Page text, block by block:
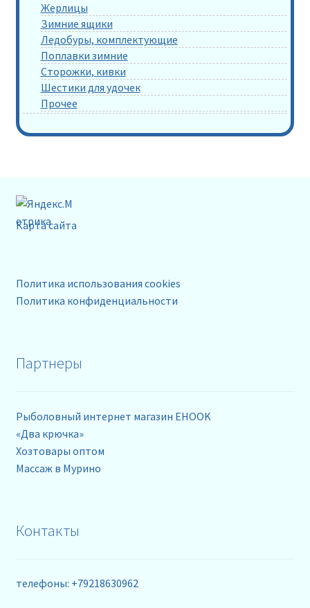
Жерлицы
Зимние ящики
Ледобуры, комплектующие
Поплавки зимние
Сторожки, кивки
Шестики для удочек
Прочее
Карта сайта
Политика использования cookies
Политика конфиденциальности
Партнеры
Рыболовный интернет магазин EHOOK
«Два крючка»
Хозтовары оптом
Массаж в Мурино
Контакты
телефоны: +79218630962